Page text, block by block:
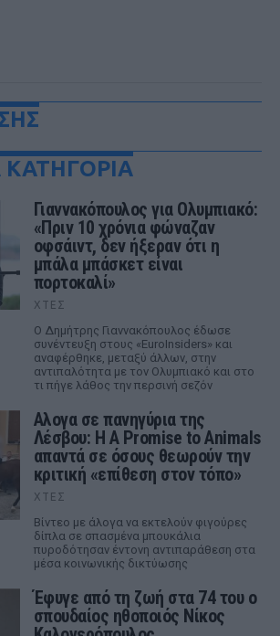
ΚΑΤΗΓΟΡΙΑ
Γιαννακόπουλος για Ολυμπιακό:
«Πριν 10 χρόνια φώναζαν
οφσάιντ, δεν ήξεραν ότι η
μπάλα μπάσκετ είναι
πορτοκαλί»
ΧΤΕΣ
Ο Δημήτρης Γιαννακόπουλος έδωσε
συνέντευξη στους «EuroInsiders» και
αναφέρθηκε, μεταξύ άλλων, στην
αντιπαλότητα με τον Ολυμπιακό και στο
τι πήγε λάθος την περσινή σεζόν
Αλογα σε πανηγύρια της
Λέσβου: Η A Promise to Animals
απαντά σε όσους θεωρούν την
κριτική «επίθεση στον τόπο»
ΧΤΕΣ
Βίντεο με άλογα να εκτελούν φιγούρες
δίπλα σε σπασμένα μπουκάλια
πυροδότησαν έντονη αντιπαράθεση στα
μέσα κοινωνικής δικτύωσης
Έφυγε από τη ζωή στα 74 του ο
σπουδαίος ηθοποιός Νίκος